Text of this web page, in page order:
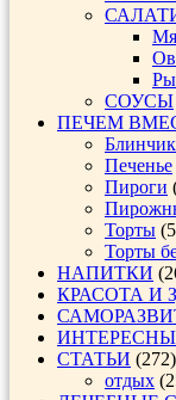
СОУСЫ
ПЕЧЕМ
Печенье
Пироги
Торты
Торты
НАПИТКИ
КРАСОТА И
СТАТЬИ (272)
отдых